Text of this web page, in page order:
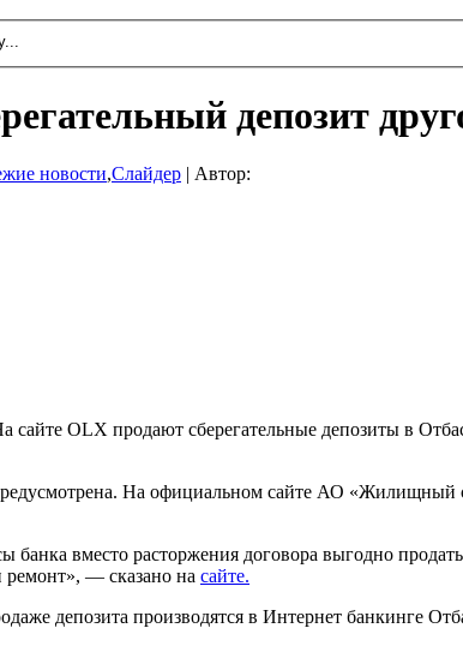
депозит
новости,Слайдер Автор:
сайте OLX продают сберегательные депозиты в
На официальном сайте АО
вместо расторжения договора выгодно
ремонт», — сказано на сайте.
депозита производятся в Интернет банкинге